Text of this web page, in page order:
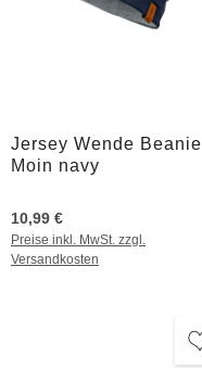
Jersey Wende Beanie
Moin navy
10,99 €
Preise inkl. MwSt. zzgl.
Versandkosten